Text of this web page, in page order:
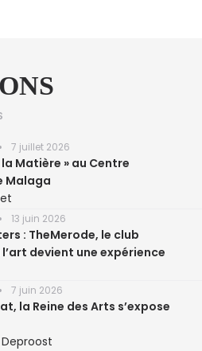
7 juillet 2026
Matière » au Centre
Malaga
13 juin 2026
: TheMerode, le club
devient une expérience
7 juin 2026
la Reine des Arts s’expose